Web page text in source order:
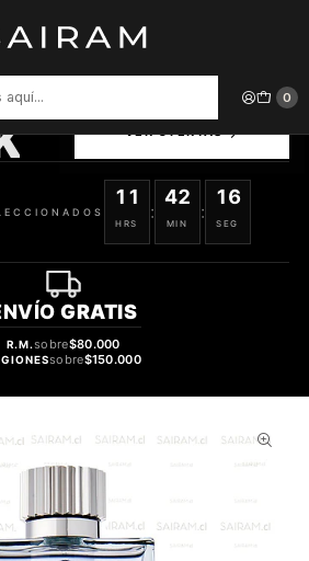
0
EDT 75 ML TESTER
SELECCIONADOS
11
HRS
:
42
MIN
:
15
SEG
GRATIS
R.M.sobre$80.000
sobre$150.000